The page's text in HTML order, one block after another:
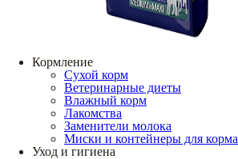
Кормление
Сухой корм
Ветеринарные диеты
Влажный корм
Лакомства
Заменители молока
Миски и контейнеры для корма
Уход и гигиена